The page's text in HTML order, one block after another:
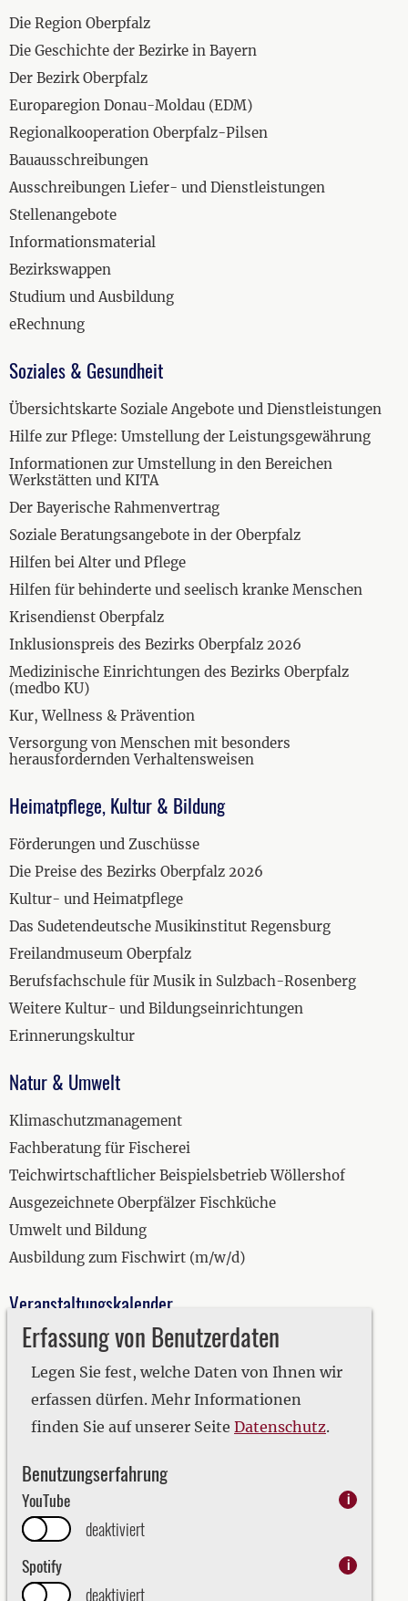
Erfassung von Benutzerdaten
Legen Sie fest, welche Daten von Ihnen wir
erfassen dürfen. Mehr Informationen
finden Sie auf unserer Seite Datenschutz.
Benutzungserfahrung
YouTube i
deaktiviert
Spotify
i
deaktiviert
Die Region Oberpfalz
Die Geschichte der Bezirke in Bayern
Der Bezirk Oberpfalz
Europaregion Donau-Moldau (EDM)
Regionalkooperation Oberpfalz-Pilsen
Bauausschreibungen
Ausschreibungen Liefer- und Dienstleistungen
Stellenangebote
Informationsmaterial
Bezirkswappen
Studium und Ausbildung
eRechnung
Soziales & Gesundheit
Übersichtskarte Soziale Angebote und Dienstleistungen
Hilfe zur Pflege: Umstellung der Leistungsgewährung
Informationen zur Umstellung in den Bereichen
Werkstätten und KITA
Der Bayerische Rahmenvertrag
Soziale Beratungsangebote in der Oberpfalz
Hilfen bei Alter und Pflege
Hilfen für behinderte und seelisch kranke Menschen
Krisendienst Oberpfalz
Inklusionspreis des Bezirks Oberpfalz 2026
Medizinische Einrichtungen des Bezirks Oberpfalz
(medbo KU)
Kur, Wellness & Prävention
Versorgung von Menschen mit besonders
herausfordernden Verhaltensweisen
Heimatpflege, Kultur & Bildung
Förderungen und Zuschüsse
Die Preise des Bezirks Oberpfalz 2026
Kultur- und Heimatpflege
Das Sudetendeutsche Musikinstitut Regensburg
Freilandmuseum Oberpfalz
Berufsfachschule für Musik in Sulzbach-Rosenberg
Weitere Kultur- und Bildungseinrichtungen
Erinnerungskultur
Natur & Umwelt
Klimaschutzmanagement
Fachberatung für Fischerei
Teichwirtschaftlicher Beispielsbetrieb Wöllershof
Ausgezeichnete Oberpfälzer Fischküche
Umwelt und Bildung
Ausbildung zum Fischwirt (m/w/d)
Veranstaltungskalender
2019
2020
2021
2022
2024
2025
2026